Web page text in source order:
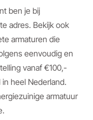
ben je bij
adres. Bekijk ook
armaturen die
eenvoudig en
vanaf €100,-
heel Nederland.
armatuur